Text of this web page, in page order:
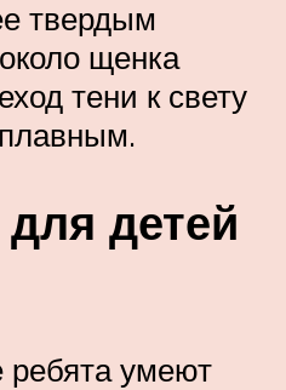
твердым
щенка
тени к свету
детей
ребята умеют